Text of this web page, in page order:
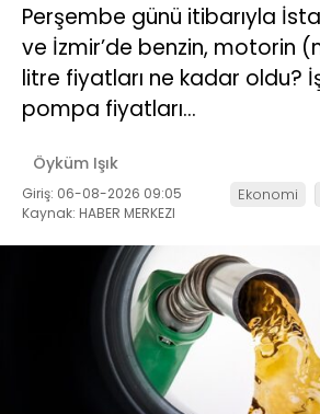
Perşembe günü itibarıyla
ve İzmir’de benzin, motorin
litre fiyatları ne kadar oldu?
pompa fiyatları…
Öyküm Işık
Giriş: 06-08-2026 09:05
Kaynak: HABER MERKEZI
Ekonomi